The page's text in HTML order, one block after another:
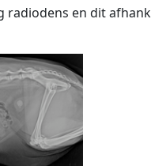
en dit